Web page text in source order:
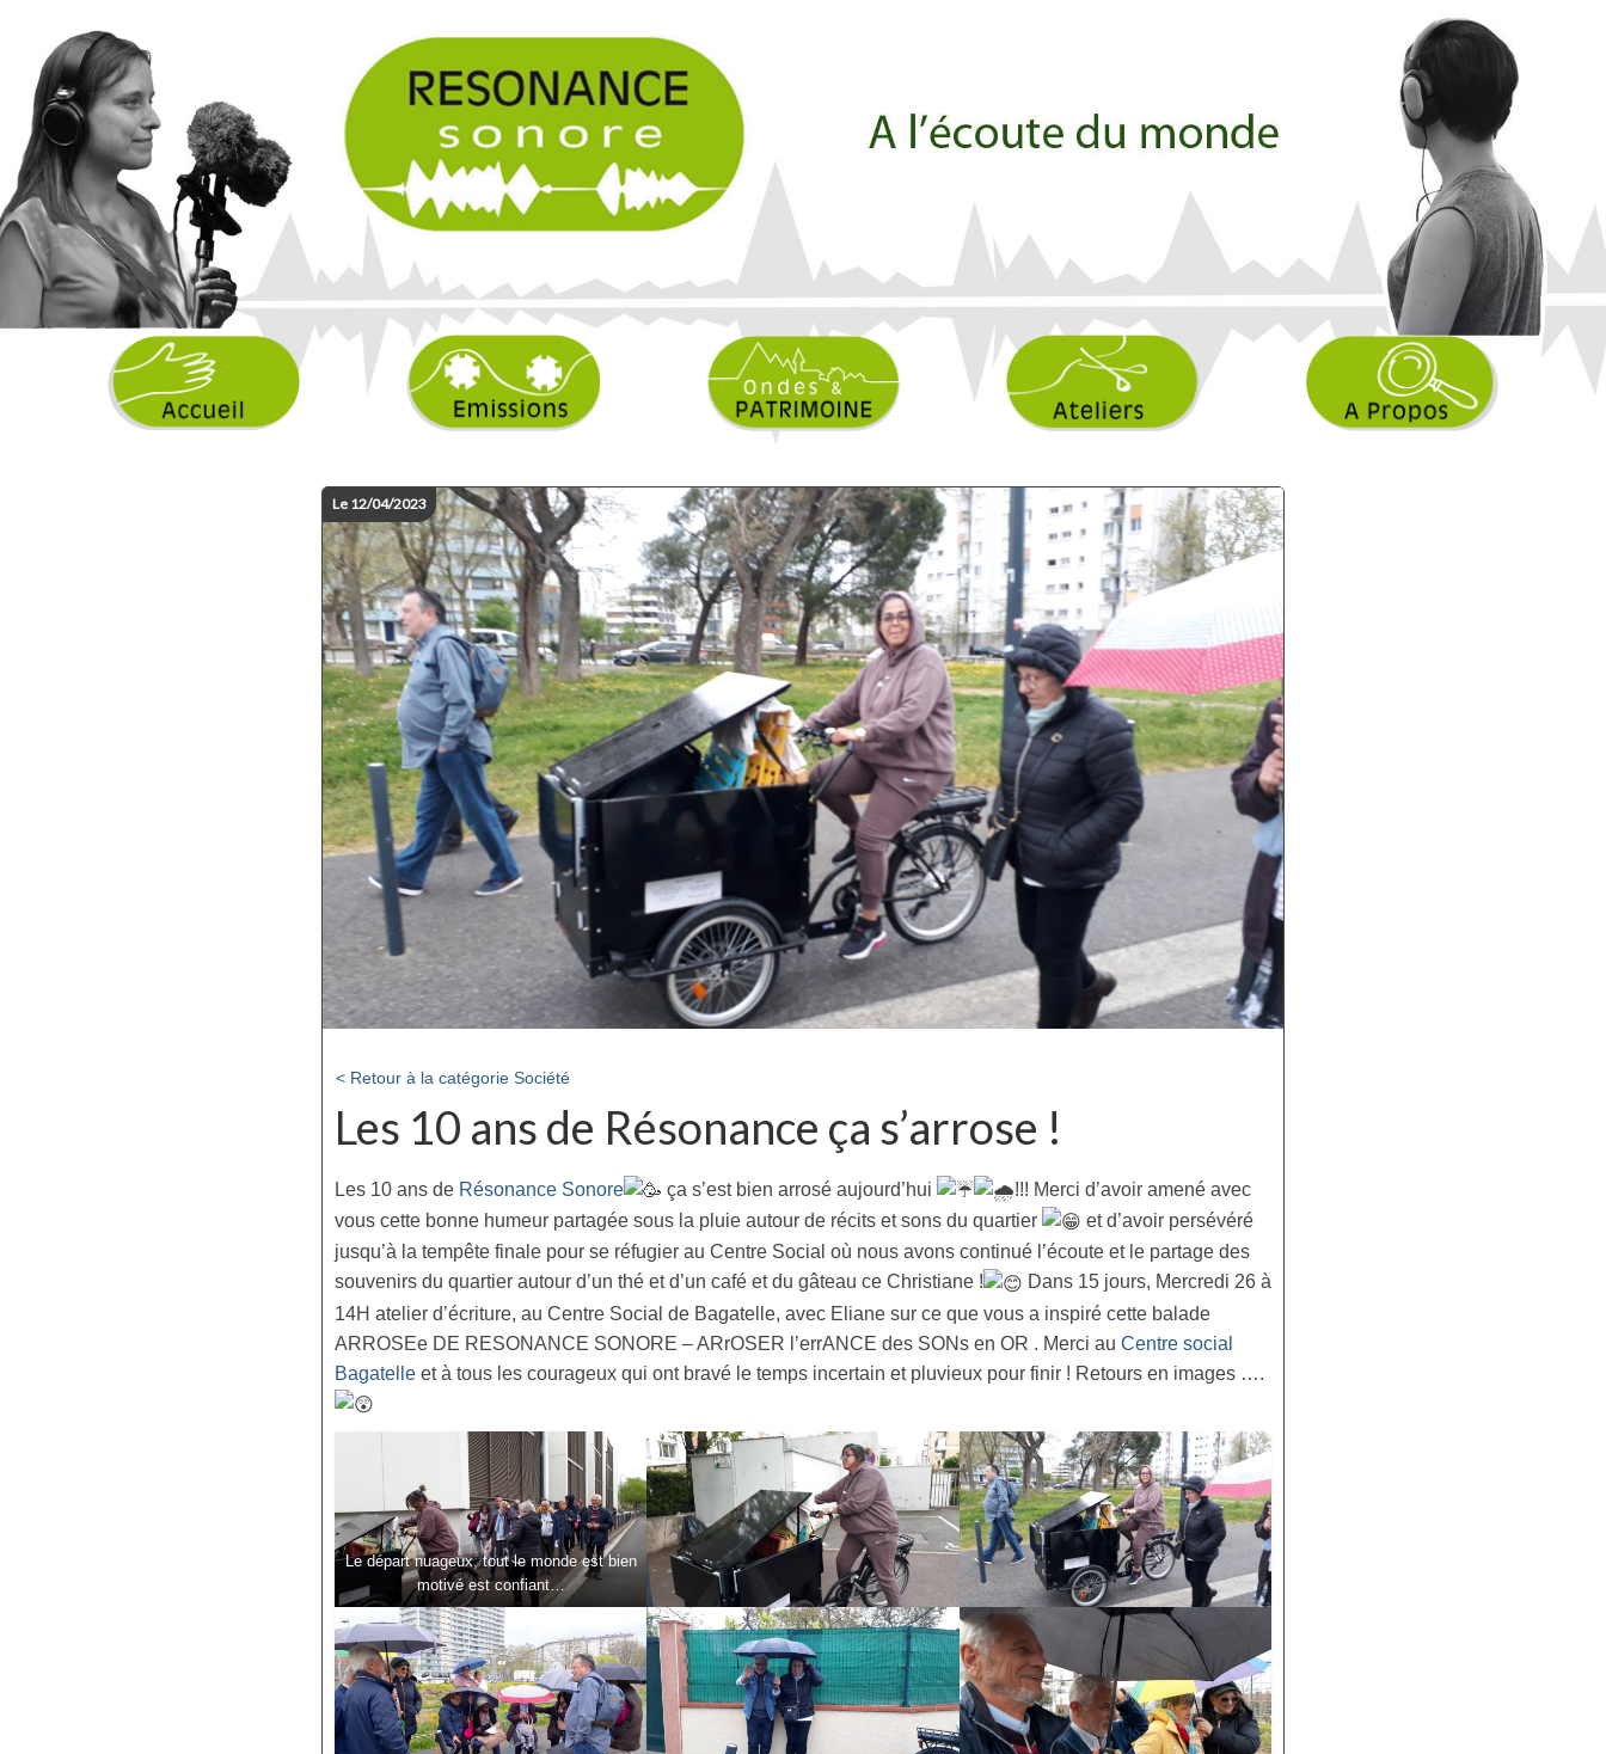
Le 12/04/2023
< Retour à la catégorie Société
Les 10 ans de Résonance ça s’arrose !
Les 10 ans de Résonance Sonore ça s’est bien arrosé aujourd’hui
!!! Merci d’avoir amené avec
vous cette bonne humeur partagée sous la pluie autour de récits et sons du quartier
et d’avoir persévéré
jusqu’à la tempête finale pour se réfugier au Centre Social où nous avons continué l’écoute et le partage des
souvenirs du quartier autour d’un thé et d’un café et du gâteau ce Christiane !
Dans 15 jours, Mercredi 26 à
14H atelier d’écriture, au Centre Social de Bagatelle, avec Eliane sur ce que vous a inspiré cette balade
ARROSEe DE RESONANCE SONORE – ARrOSER l’errANCE des SONs en OR . Merci au Centre social
Bagatelleet à tous les courageux qui ont bravé le temps incertain et pluvieux pour finir ! Retours en images ….
Le départ nuageux, tout le monde est bien
motivé est confiant…